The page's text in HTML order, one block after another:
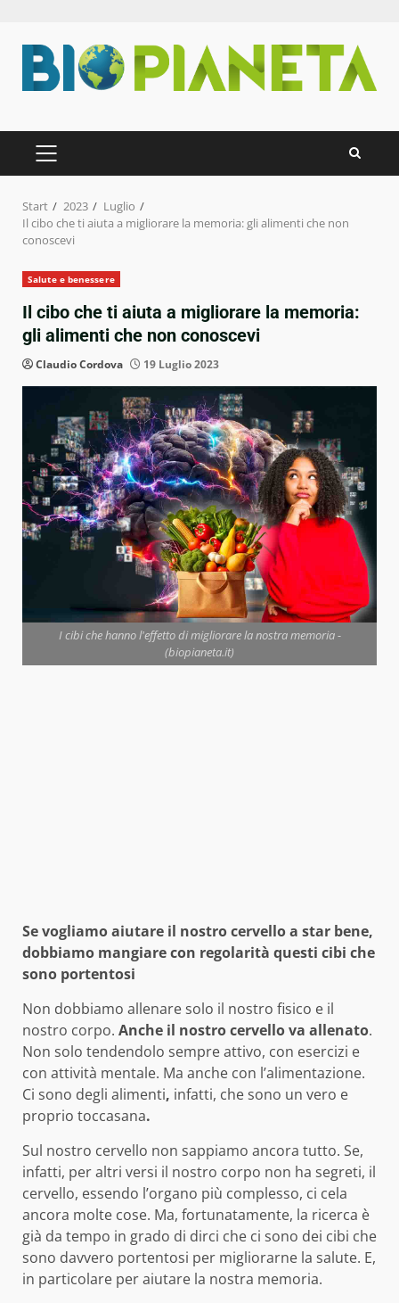
Inhalt
springen
PRIMÄRES
MENÜ
Start 2023
Luglio
Il cibo che ti aiuta a migliorare la memoria: gli alimenti che non
conoscevi
Salute e benessere
Il cibo che ti aiuta a migliorare la memoria:
gli alimenti che non conoscevi
Claudio Cordova 19 Luglio 2023
I cibi che hanno l'effetto di migliorare la nostra memoria -
(biopianeta.it)
Se vogliamo aiutare il nostro cervello a star bene,
dobbiamo mangiare con regolarità questi cibi che
sono portentosi
Non dobbiamo allenare solo il nostro fisico e il
nostro corpo. Anche il nostro cervello va allenato.
Non solo tendendolo sempre attivo, con esercizi e
con attività mentale. Ma anche con l’alimentazione.
Ci sono degli alimenti, infatti, che sono un vero e
proprio toccasana.
Sul nostro cervello non sappiamo ancora tutto. Se,
infatti, per altri versi il nostro corpo non ha segreti, il
cervello, essendo l’organo più complesso, ci cela
ancora molte cose. Ma, fortunatamente, la ricerca è
già da tempo in grado di dirci che ci sono dei cibi che
sono davvero portentosi per migliorarne la salute. E,
in particolare per aiutare la nostra memoria.